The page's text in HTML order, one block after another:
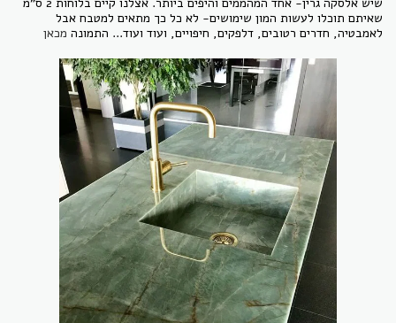
שאיתם תוכלו לעשות המון שימושים- לא כל כך מתאים למטבח אבל
לאמבטיה, חדרים רטובים, דלפקים, חיפויים, ועוד ועוד... התמונה מכאן